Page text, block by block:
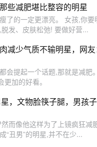
些减肥堪比整容的明星
了的一定更漂亮。 女孩,你
发、皮肤松弛! 要做好营...
减少气质不输明星，网
会提起一个话题,那就是减肥
加的好看。
，文物脸筷子腿，男孩
而像他这样为了上镜疯狂减
“丑男”的明星,并不在少...